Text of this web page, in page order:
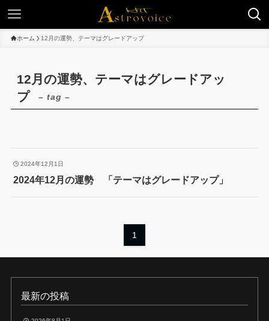
ホーム 12月の運勢、テーマはグレードアップ
12月の運勢、テーマはグレードアッ
プ
– tag –
2024年12月1日
2024年12月の運勢 「テーマはグレードアップ」
1
最新の投稿